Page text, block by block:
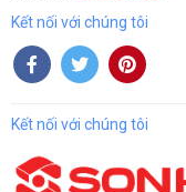
Kết nối với chúng tôi
Kết nối với chúng tôi